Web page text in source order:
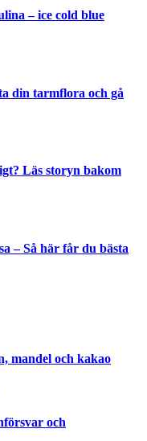
– ice cold blue
din tarmflora och gå
Läs storyn bakom
– Så här får du bästa
mandel och kakao
och